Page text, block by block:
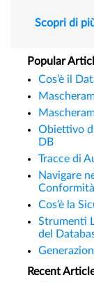
Scopri di
Popular
Cos’è il
Obiettivo
DB
Tracce di
Navigare
Cos’è la
Strumenti
del
Recent